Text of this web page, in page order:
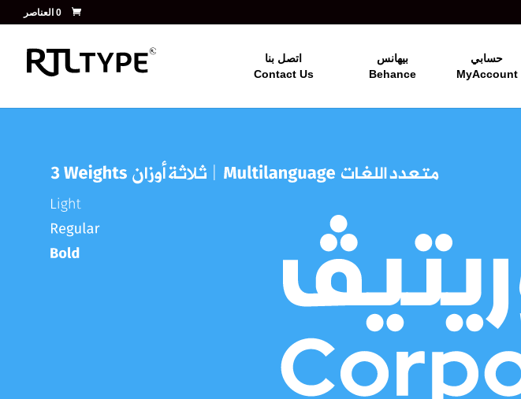
حسابي
MyAccount
بيهانس
Behance
اتصل بنا
Contact Us